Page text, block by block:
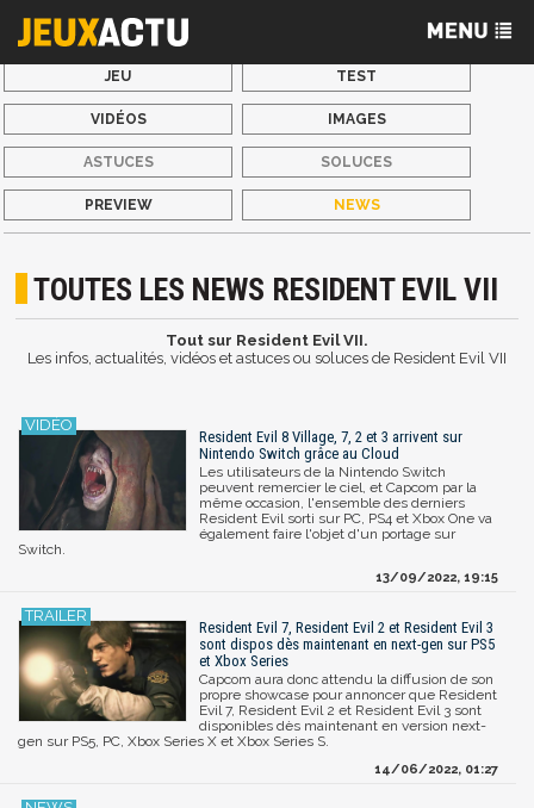
JEU TEST
VIDÉOS IMAGES
ASTUCES SOLUCES
PREVIEW NEWS
TOUTES LES NEWS RESIDENT EVIL VII
Tout sur Resident Evil VII.
Les infos, actualités, vidéos et astuces ou soluces de Resident Evil VII
Resident Evil 8 Village, 7, 2 et 3 arrivent sur
Nintendo Switch grâce au Cloud
Les utilisateurs de la Nintendo Switch
peuvent remercier le ciel, et Capcom par la
même occasion, l'ensemble des derniers
Resident Evil sorti sur PC, PS4 et Xbox One va
également faire l'objet d'un portage sur
Switch.
13/09/2022, 19:15
Resident Evil 7, Resident Evil 2 et Resident Evil 3
sont dispos dès maintenant en next-gen sur PS5
et Xbox Series
Capcom aura donc attendu la diffusion de son
propre showcase pour annoncer que Resident
Evil 7, Resident Evil 2 et Resident Evil 3 sont
disponibles dès maintenant en version next-
gen sur PS5, PC, Xbox Series X et Xbox Series S.
14/06/2022, 01:27